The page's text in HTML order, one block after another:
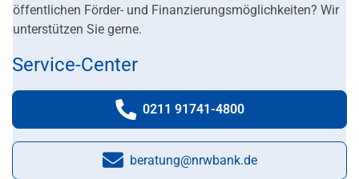
öffentlichen Förder- und Finanzierungsmöglichkeiten? Wir
unterstützen Sie gerne.
Service-Center
Telefonnummer:
0211 91741-4800
E-Mail:
beratung@nrwbank.de